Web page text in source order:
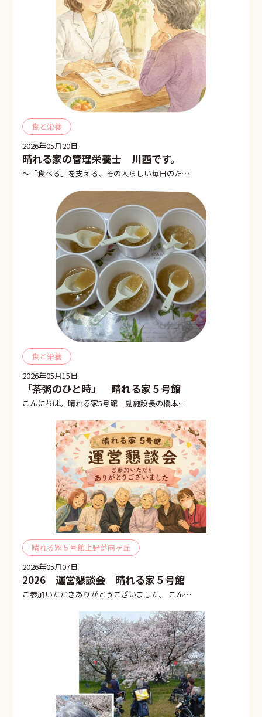
食と栄養
2026年05月20日
晴れる家の管理栄養士 川西です。
〜「食べる」を支える、その人らしい毎日のため…
食と栄養
2026年05月15日
「茶粥のひと時」 晴れる家５号館
こんにちは。晴れる家5号館 副施設長の橋本麻…
晴れる家５号館上野芝向ヶ丘
2026年05月07日
2026 運営懇談会 晴れる家５号館
ご参加いただきありがとうございました。 こん…